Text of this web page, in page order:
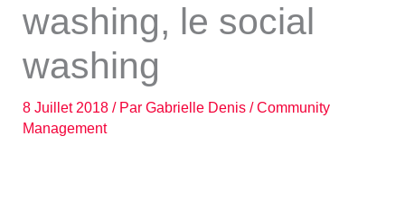
washing, le social
washing
8 Juillet 2018/ ParGabrielle Denis/Community
Management